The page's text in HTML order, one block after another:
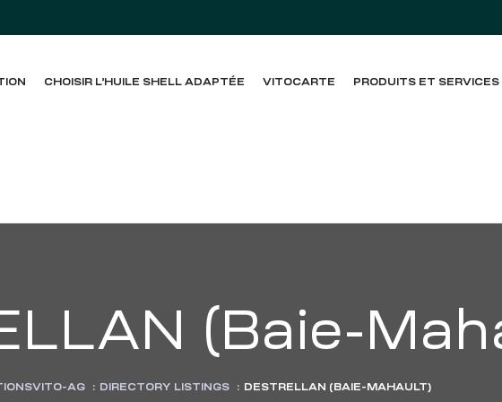
CHOISIR L’HUILE SHELL ADAPTÉE VITOCARTE PRODUITS ET SERVICES
(Baie-
AG : DIRECTORY LISTINGS : DESTRELLAN (BAIE-MAHAULT)